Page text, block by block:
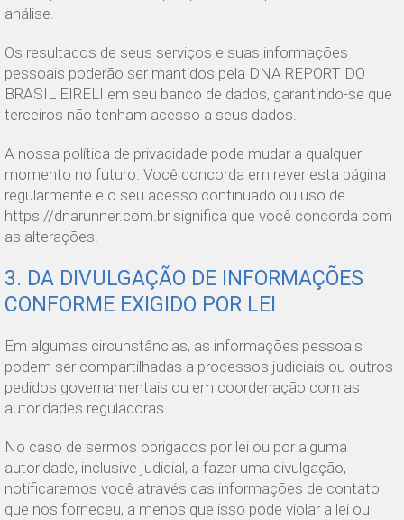
análise.
Os resultados de seus serviços e suas informações
pessoais poderão ser mantidos pela DNA REPORT DO
BRASIL EIRELI em seu banco de dados, garantindo-se que
terceiros não tenham acesso a seus dados.
A nossa política de privacidade pode mudar a qualquer
momento no futuro. Você concorda em rever esta página
regularmente e o seu acesso continuado ou uso de
https://dnarunner.com.br significa que você concorda com
as alterações.
3. DA DIVULGAÇÃO DE INFORMAÇÕES
CONFORME EXIGIDO POR LEI
Em algumas circunstâncias, as informações pessoais
podem ser compartilhadas a processos judiciais ou outros
pedidos governamentais ou em coordenação com as
autoridades reguladoras.
No caso de sermos obrigados por lei ou por alguma
autoridade, inclusive judicial, a fazer uma divulgação,
notificaremos você através das informações de contato
que nos forneceu, a menos que isso pode violar a lei ou